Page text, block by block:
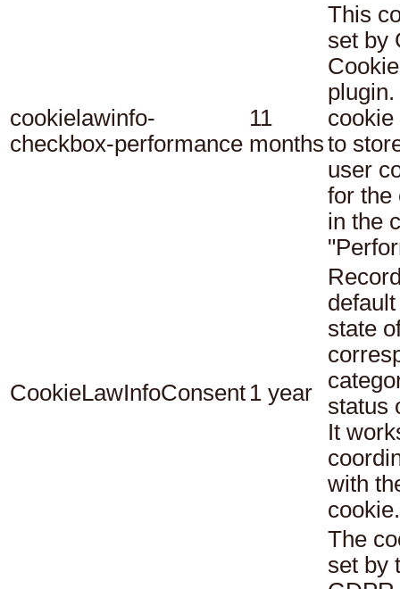
cookielawinfo-
checkbox-performance
11
months
This
set by
cookie
to
user
for the
in the
CookieLawInfoConsent 1 year
state
status
It
with
cookie.
The
set by